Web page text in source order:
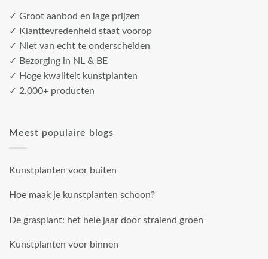
✓ Groot aanbod en lage prijzen
✓ Klanttevredenheid staat voorop
✓ Niet van echt te onderscheiden
✓ Bezorging in NL & BE
✓ Hoge kwaliteit kunstplanten
✓ 2.000+ producten
Meest populaire blogs
Kunstplanten voor buiten
Hoe maak je kunstplanten schoon?
De grasplant: het hele jaar door stralend groen
Kunstplanten voor binnen